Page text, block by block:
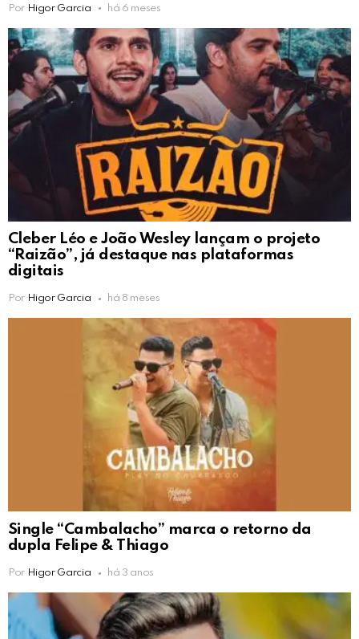
Por Higor Garcia há 6 meses
Cleber Léo e João Wesley lançam o projeto
“Raizão”, já destaque nas plataformas
digitais
Por Higor Garcia há 8 meses
Single “Cambalacho” marca o retorno da
dupla Felipe & Thiago
Por Higor Garcia há 3 anos